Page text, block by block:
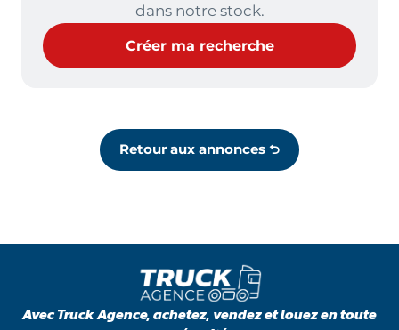
dans notre stock.
Créer ma recherche
Retour aux annonces ⮌
Avec Truck Agence, achetez, vendez et louez en toute